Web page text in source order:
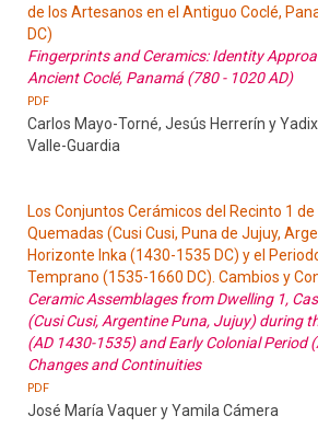
de los Artesanos en el Antiguo Coclé,
DC)
Fingerprints and Ceramics: Identity
Ancient Coclé, Panamá (780 - 1020 AD)
PDF
Carlos Mayo-Torné, Jesús Herrerín y
Valle-Guardia
Los Conjuntos Cerámicos del Recinto 1 de
Quemadas (Cusi Cusi, Puna de Jujuy,
Horizonte Inka (1430-1535 DC) y el
Temprano (1535-1660 DC). Cambios y
Ceramic Assemblages from Dwelling 1,
(Cusi Cusi, Argentine Puna, Jujuy) during
(AD 1430-1535) and Early Colonial Period
Changes and Continuities
PDF
José María Vaquer y Yamila Cámera